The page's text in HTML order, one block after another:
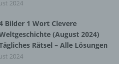
2024
Bilder 1 Wort Clevere
(August 2024)
Rätsel – Alle Lösungen
2024